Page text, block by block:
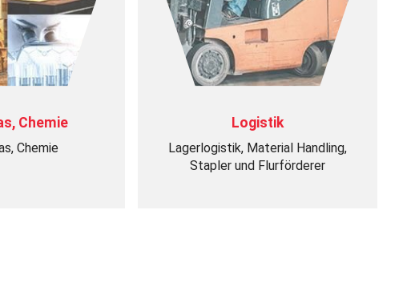
Chemie
Chemie
Logistik
Lagerlogistik, Material Handling,
Stapler und Flurförderer